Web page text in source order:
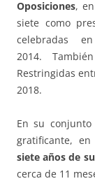
Oposiciones,
siete como
celebradas
2014.
Restringidas
2018.
En su
gratificante,
siete años de
cerca de 11